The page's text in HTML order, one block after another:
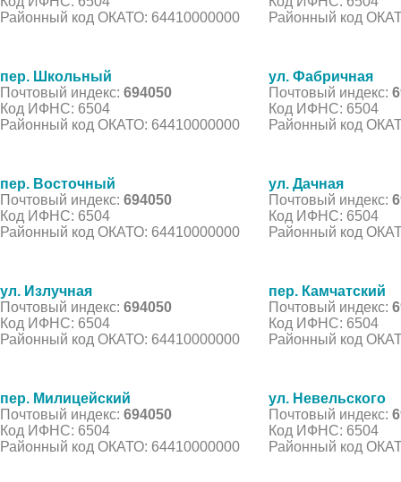
Районный код ОКАТО: 64410000000
Районный код
пер. Школьный
Почтовый индекс: 694050
Код ИФНС: 6504
Районный код ОКАТО: 64410000000
ул. Фабричная
Почтовый индекс:
Код ИФНС: 6504
Районный код
пер. Восточный
Почтовый индекс: 694050
Код ИФНС: 6504
Районный код ОКАТО: 64410000000
ул. Дачная
Почтовый индекс:
Код ИФНС: 6504
Районный код
ул. Излучная
Почтовый индекс: 694050
Код ИФНС: 6504
Районный код ОКАТО: 64410000000
пер. Камчатский
Почтовый индекс:
Код ИФНС: 6504
Районный код
пер. Милицейский
Почтовый индекс: 694050
Код ИФНС: 6504
Районный код ОКАТО: 64410000000
ул. Невельского
Почтовый индекс:
Код ИФНС: 6504
Районный код